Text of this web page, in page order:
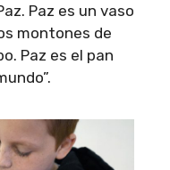
Paz es un vaso
montones de
Paz es el pan